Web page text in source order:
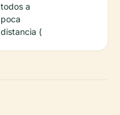
todos a
poca
distancia (